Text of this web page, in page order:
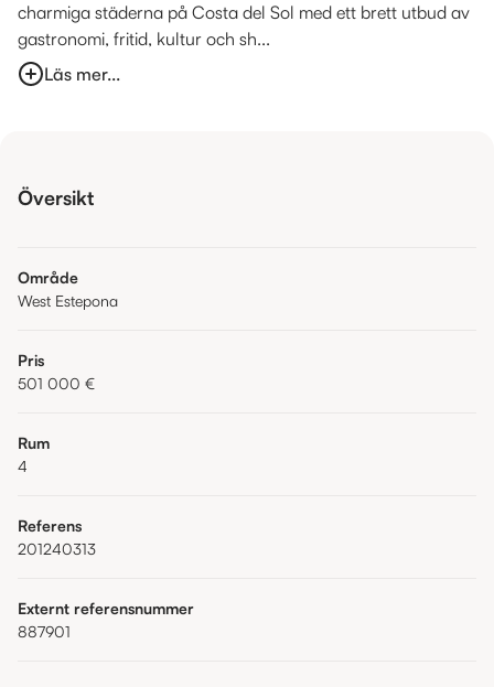
charmiga städerna på Costa del Sol med ett brett utbud av
gastronomi, fritid, kultur och sh...
Läs mer...
Översikt
Område
West Estepona
Pris
501 000 €
Rum
4
Referens
201240313
Externt referensnummer
887901